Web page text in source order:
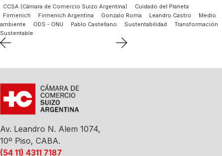
CCSA (Cámara de Comercio Suizo Argentina)
Cuidado del Planeta
Firmenich
Firmenich Argentina Gonzalo Roma Leandro Castro
Medio
ambiente
ODS - ONU Pablo Castellano Sustentabilidad
Transformación
Sustentable
Av. Leandro N. Alem 1074,
10º Piso, CABA.
(54 11) 4311 7187